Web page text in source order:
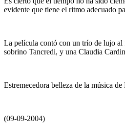
evidente que tiene el ritmo adecuado
La película contó con un trío de lujo al
sobrino Tancredi, y una Claudia
Estremecedora belleza de la música
(09-09-2004)